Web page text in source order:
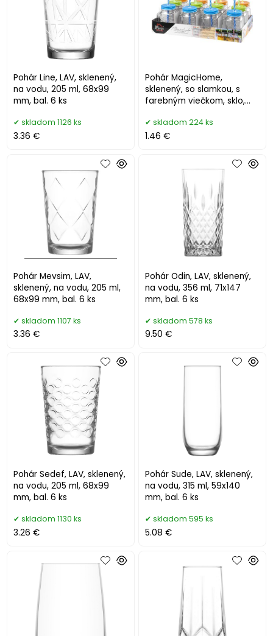
Pohár Line, LAV, sklenený,
na vodu, 205 ml, 68x99
mm, bal. 6 ks
skladom 1126 ks
3.36 €
Pohár MagicHome,
sklenený, so slamkou, s
farebným viečkom, sklo,
skladom 224 ks
1.46 €
Pohár Mevsim, LAV,
sklenený, na vodu, 205 ml,
68x99 mm, bal. 6 ks
skladom 1107 ks
3.36 €
Pohár Odin, LAV, sklenený,
na vodu, 356 ml, 71x147
mm, bal. 6 ks
skladom 578 ks
9.50 €
Pohár Sedef, LAV, sklenený,
na vodu, 205 ml, 68x99
mm, bal. 6 ks
skladom 1130 ks
3.26 €
Pohár Sude, LAV, sklenený,
na vodu, 315 ml, 59x140
mm, bal. 6 ks
skladom 595 ks
5.08 €